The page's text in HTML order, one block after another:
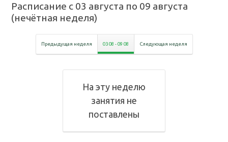
Расписание с 03 августа по 09 августа
(нечётная неделя)
Предыдущая неделя 03 08 -09 08 Следующая неделя
На эту неделю
занятия не
поставлены